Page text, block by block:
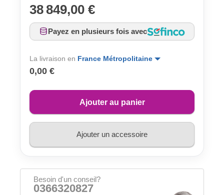
38 849,00 €
Payez en plusieurs fois avec
La livraison en France Métropolitaine
0,00 €
Ajouter au panier
Ajouter un accessoire
Besoin d'un conseil?
0366320827